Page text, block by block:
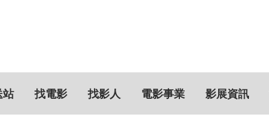
站 找電影 找影人 電影事業 影展資訊